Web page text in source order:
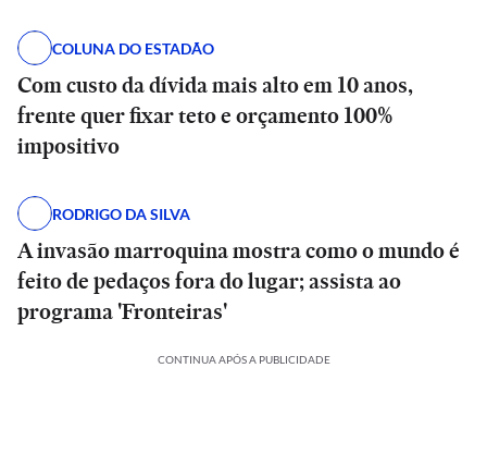
COLUNA DO ESTADÃO
Com custo da dívida mais alto em 10 anos,
frente quer fixar teto e orçamento 100%
impositivo
RODRIGO DA SILVA
A invasão marroquina mostra como o mundo é
feito de pedaços fora do lugar; assista ao
programa 'Fronteiras'
CONTINUA APÓS A PUBLICIDADE